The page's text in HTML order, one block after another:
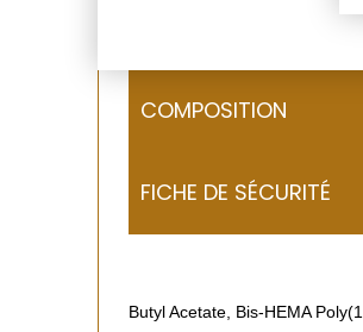
COMPOSITION
FICHE DE SÉCURITÉ
Butyl Acetate, Bis-HEMA